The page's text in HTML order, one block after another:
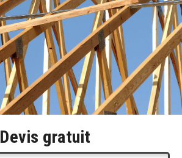
Devis gratuit